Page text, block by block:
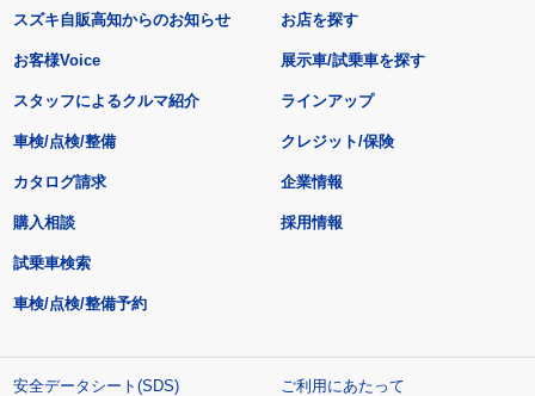
スズキ自販高知からのお知らせ
お客様Voice
スタッフによるクルマ紹介
お店を探す
展示車/試乗車を探す
ラインアップ
車検/点検/整備 クレジット/保険
カタログ請求
購入相談
試乗車検索
車検/点検/整備予約
企業情報
採用情報
安全データシート(SDS)
ご利用にあたって